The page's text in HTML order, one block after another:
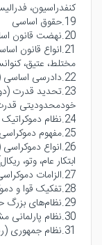
کنفدراسیون،
19.حقوق اساسی
20.نهضت قانون اساسی‌گرایی (مشروطیت، دولت قانون مدار)
21.انواع
مختلط، عتیق،
22.دادرسی اساسی (الگوی آمریکایی و اروپایی)
23.تحدید قدرت
خودمحدودیتی
24.نظام دموکراتیک
25.مفهوم دموکراسی
26.انواع
ابتکار عام، وتو،
27.الزامات دموکراسی
28.تفکیک قوا و دموکراسی (تفکیک مطلق و نسبی)
29.نظام‌های بزرگ حقوق اساسی
30.نظام پارلمانی مشروطه (الگوی انگلستان)
31.نظام جمهوری (ریاستی آمریکایی و پارلمانی فرانسوی)